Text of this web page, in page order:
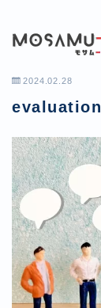
2024.02.28
evaluation